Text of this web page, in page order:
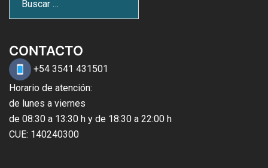
CONTACTO
+54 3541 431501
Horario de atención:
de lunes a viernes
de 08:30 a 13:30 h y de 18:30 a 22:00 h
CUE: 140240300